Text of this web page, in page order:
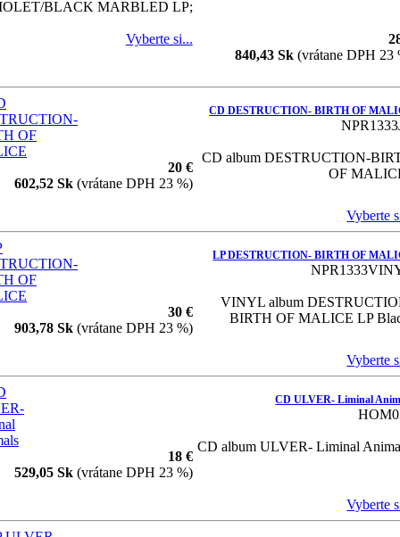
BLACK MARBLED LP;
840,43 Sk (vrátane DPH 23
Vyberte si...
CD DESTRUCTION- BIRTH OF
CD album DESTRUCTION-
OF
20 €
602,52 Sk(vrátane DPH 23 %)
Vyberte
LP DESTRUCTION- BIRTH OF
VINYL album
BIRTH OF MALICE LP
30 €
903,78 Sk(vrátane DPH 23 %)
Vyberte
CD ULVER- Liminal
CD album ULVER- Liminal
18 €
529,05 Sk(vrátane DPH 23 %)
Vyberte